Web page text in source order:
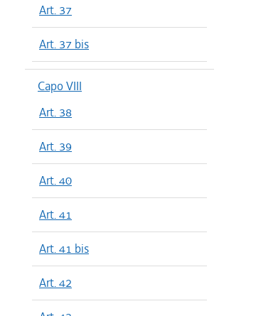
Art. 37
Art. 37 bis
Capo VIII
Art. 38
Art. 39
Art. 40
Art. 41
Art. 41 bis
Art. 42